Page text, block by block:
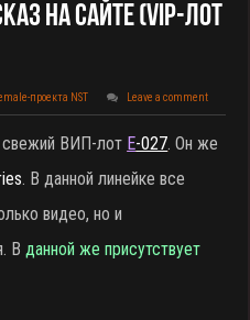
На Сайте (VIP-Лот
проекта NST Leave a comment
свежий ВИП-лот E-027. Он же
. В данной линейке все
видео, но и
Вданной же присутствует